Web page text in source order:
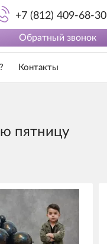
+7 (812) 409-68-30
Обратный звонок
Контакты
пятницу